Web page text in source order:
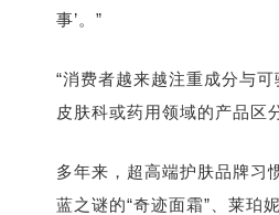
事’。”
“消费者越来越注重成分与
皮肤科或药用领域的产品区
多年来，超高端护肤品牌习
蓝之谜的“奇迹面霜”、莱珀